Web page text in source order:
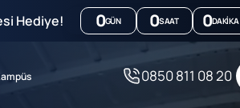
Hediye! 0GÜN 0SAAT 0DAKIKA
0850 811 08 20